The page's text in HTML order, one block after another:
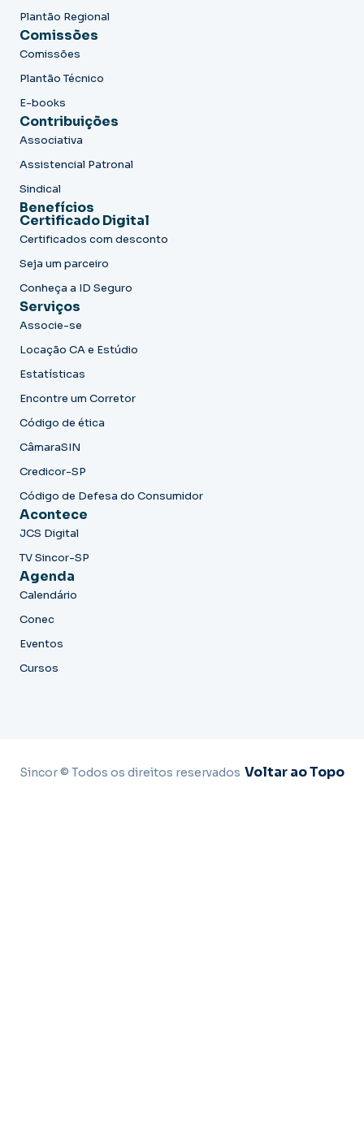
Plantão Regional
Comissões
Comissões
Plantão Técnico
E-books
Contribuições
Associativa
Assistencial Patronal
Sindical
Benefícios
Certificado Digital
Certificados com desconto
Seja um parceiro
Conheça a ID Seguro
Serviços
Associe-se
Locação CA e Estúdio
Estatísticas
Encontre um Corretor
Código de ética
CâmaraSIN
Credicor-SP
Código de Defesa do Consumidor
Acontece
JCS Digital
TV Sincor-SP
Agenda
Calendário
Conec
Eventos
Cursos
Sincor © Todos os direitos reservados Voltar ao Topo